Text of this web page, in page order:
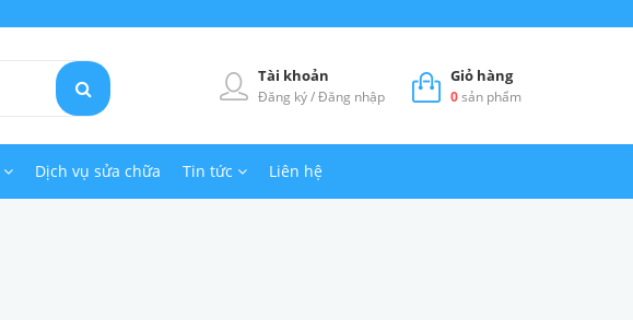
Giỏ hàng
0sản phẩm
Tài khoản
Đăng ký/Đăng nhập
Dịch vụ sửa chữa Tin tức Liên hệ